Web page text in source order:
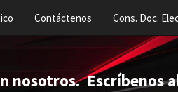
Contáctenos Cons. Doc.
nosotros. Escríbenos